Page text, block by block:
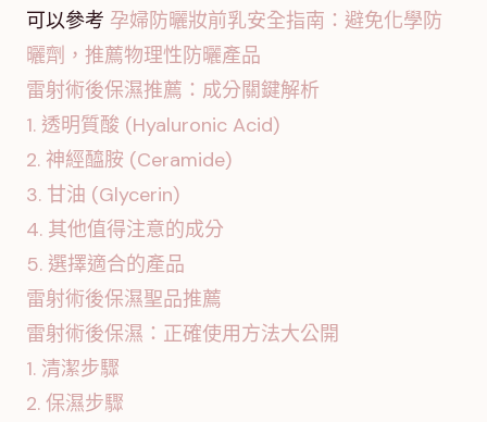
可以參考 孕婦防曬妝前乳安全指南：避免化學防
曬劑，推薦物理性防曬產品
雷射術後保濕推薦：成分關鍵解析
1. 透明質酸 (Hyaluronic Acid)
2. 神經醯胺 (Ceramide)
3. 甘油 (Glycerin)
4. 其他值得注意的成分
5. 選擇適合的產品
雷射術後保濕聖品推薦
雷射術後保濕：正確使用方法大公開
1. 清潔步驟
2. 保濕步驟